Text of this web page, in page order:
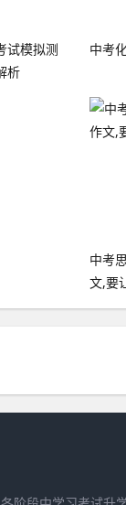
试模拟测
析
中考
中考
文,要